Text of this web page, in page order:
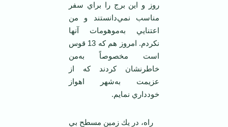
روز و اين‌ برج‌ را براي‌ سفر
مناسب‌ نمي‌دانستند و من‌
اعتنايي‌ به‌موهومات‌ آنها
نكردم‌. امروز هم‌ كه‌ 13 قوس‌
است‌ مخصوصاً به‌من‌
خاطرنشان‌ كردند كه‌ از
عزيمت‌ به‌شهر اهواز
خودداري‌ نمايم‌.
راه‌، در يك‌ زمين‌ مسطح‌ بي‌